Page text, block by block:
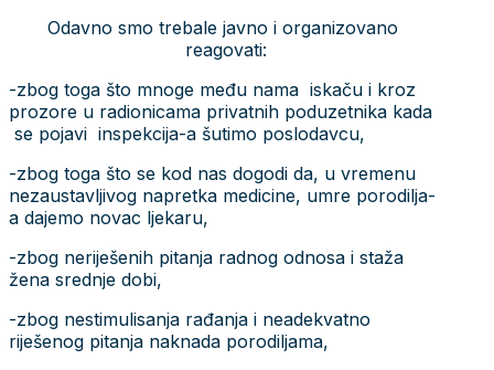
Odavno smo trebale javno i organizovano
reagovati:
-zbog toga što mnoge među nama iskaču i kroz
prozore u radionicama privatnih poduzetnika kada
se pojavi inspekcija-a šutimo poslodavcu,
-zbog toga što se kod nas dogodi da, u vremenu
nezaustavljivog napretka medicine, umre porodilja-
a dajemo novac ljekaru,
-zbog neriješenih pitanja radnog odnosa i staža
žena srednje dobi,
-zbog nestimulisanja rađanja i neadekvatno
riješenog pitanja naknada porodiljama,